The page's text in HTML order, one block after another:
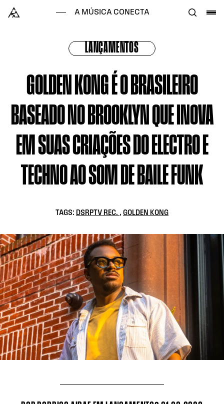
Alataj
A MÚSICA CONECTA
LANÇAMENTOS
GOLDEN KONG É O BRASILEIRO
BASEADO NO BROOKLYN QUE INOVA
EM SUAS CRIAÇÕES DO ELECTRO E
TECHNO AO SOM DE BAILE FUNK
TAGS: DSRPTV REC. , GOLDEN KONG